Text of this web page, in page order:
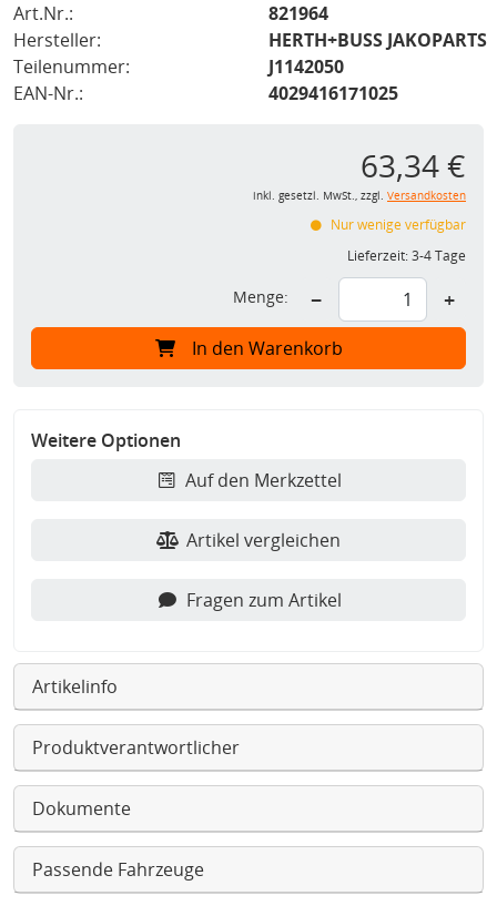
Art.Nr.:
821964
Hersteller:
HERTH+BUSS JAKOPARTS
Teilenummer:
J1142050
EAN-Nr.:
4029416171025
63,34 €
inkl. gesetzl. MwSt., zzgl. Versandkosten
Nur wenige verfügbar
Lieferzeit:3-4 Tage
Menge: − +
In den Warenkorb
Weitere Optionen
Auf den Merkzettel
Artikel vergleichen
Fragen zum Artikel
Artikelinfo
Produktverantwortlicher
Dokumente
Passende Fahrzeuge